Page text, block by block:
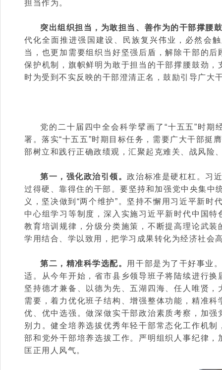
担当作为。
突出组织担当，为敢担当、善作为的干部撑腰
代化全面推进强国建设、民族复兴伟业，必然会
当，也更加需要组织当好坚强后盾，解除干部的
保护机制，旗帜鲜明为敢于担当的干部撑腰鼓劲
时为受到不实反映的干部澄清正名，鼓励引导广大
党的二十届四中全会科学擘画了“十五五”时
署。落实“十五五”时期目标任务，需要广大干部挺
部树立和践行正确政绩观，汇聚起克难关、战风险
第一，强化政治引领。政治标准是硬杠杠。习
过得硬、靠得住的干部。要坚持和加强党中央集中
义，坚决做到“两个维护”。坚持不懈用习近平新
中心组学习等制度，深入实施习近平新时代中国
教育培训规律，分级分类施策，不断提高理论武
学用结合、学以致用，把学习成果转化为经济社会
第二，精准科学选配。 用干部是为了干好事业
适。从今年开始，省市县乡领导班子将陆续进行
坚持德才兼备、以德为先、五湖四海、任人唯贤
需要，着力优化班子结构、增强整体功能，精准
优、优中选强。做深做实干部政治素质考察，加
别力。健全培养选拔优秀年轻干部常态化工作机
部和党外干部培养选拔工作。严明组织人事纪律
匡正用人风气。